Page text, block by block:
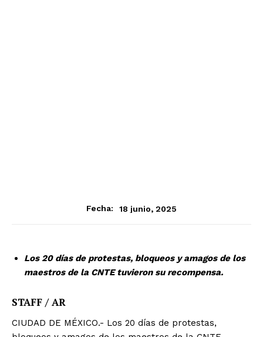
Fecha: 18 junio, 2025
Los 20 días de protestas, bloqueos y amagos de los
maestros de la CNTE tuvieron su recompensa.
STAFF / AR
CIUDAD DE MÉXICO.- Los 20 días de protestas,